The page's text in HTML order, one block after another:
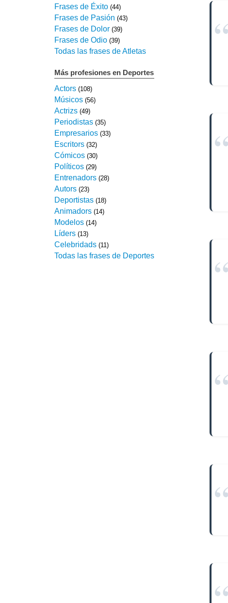
Frases de Éxito (44)
Frases de Pasión (43)
Frases de Dolor (39)
Frases de Odio (39)
Todas las frases de Atletas
Más profesiones en Deportes
Actors (108)
Músicos (56)
Actrizs (49)
Periodistas (35)
Empresarios (33)
Escritors (32)
Cómicos (30)
Políticos (29)
Entrenadors (28)
Autors (23)
Deportistas (18)
Animadors (14)
Modelos (14)
Líders (13)
Celebridads (11)
Todas las frases de Deportes